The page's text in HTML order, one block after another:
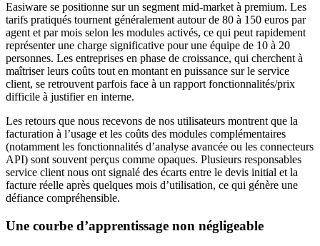
Easiware se positionne sur un segment mid-market à premium. Les
tarifs pratiqués tournent généralement autour de 80 à 150 euros par
agent et par mois selon les modules activés, ce qui peut rapidement
représenter une charge significative pour une équipe de 10 à 20
personnes. Les entreprises en phase de croissance, qui cherchent à
maîtriser leurs coûts tout en montant en puissance sur le service
client, se retrouvent parfois face à un rapport fonctionnalités/prix
difficile à justifier en interne.
Les retours que nous recevons de nos utilisateurs montrent que la
facturation à l’usage et les coûts des modules complémentaires
(notamment les fonctionnalités d’analyse avancée ou les connecteurs
API) sont souvent perçus comme opaques. Plusieurs responsables
service client nous ont signalé des écarts entre le devis initial et la
facture réelle après quelques mois d’utilisation, ce qui génère une
défiance compréhensible.
Une courbe d’apprentissage non négligeable